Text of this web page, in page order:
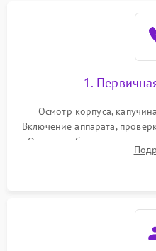
1.
Осмотр корпуса,
Включение аппарата,
Оценка работы помпы,
Измерение температуры и